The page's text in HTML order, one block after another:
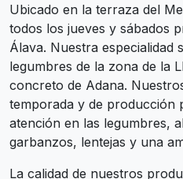
Ubicado en la terraza del
todos los jueves y sábados
Álava. Nuestra especialidad
legumbres de la zona de la
concreto de Adana.
temporada y de producción
atención en las legumbres,
garbanzos, lentejas y una
La calidad de nuestros